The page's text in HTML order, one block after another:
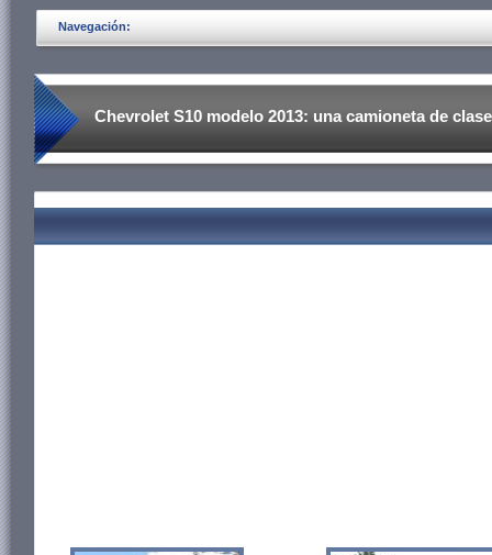
Navegación:
Chevrolet S10 modelo 2013: una camioneta de